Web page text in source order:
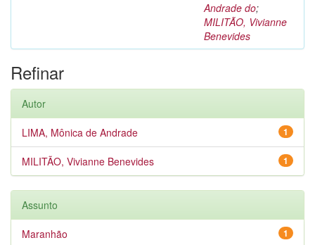
Andrade do;
MILITÃO, Vivianne
Benevides
Refinar
Autor
1
LIMA, Mônica de Andrade
1
MILITÃO, Vivianne Benevides
Assunto
1
Maranhão